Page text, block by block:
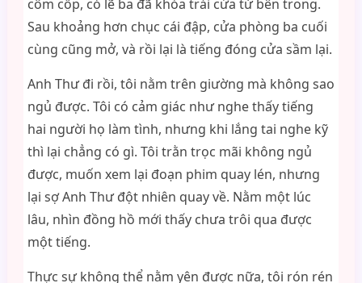
côm cốp, có lẽ ba đã khóa trái cửa từ bên trong.
Sau khoảng hơn chục cái đập, cửa phòng ba cuối
cùng cũng mở, và rồi lại là tiếng đóng cửa sầm lại.
Anh Thư đi rồi, tôi nằm trên giường mà không sao
ngủ được. Tôi có cảm giác như nghe thấy tiếng
hai người họ làm tình, nhưng khi lắng tai nghe kỹ
thì lại chẳng có gì. Tôi trằn trọc mãi không ngủ
được, muốn xem lại đoạn phim quay lén, nhưng
lại sợ Anh Thư đột nhiên quay về. Nằm một lúc
lâu, nhìn đồng hồ mới thấy chưa trôi qua được
một tiếng.
Thực sự không thể nằm yên được nữa, tôi rón rén